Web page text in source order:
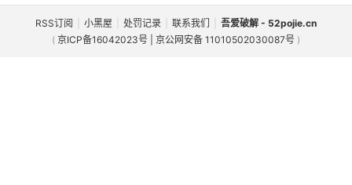
RSS订阅 小黑屋 处罚记录 联系我们
吾爱破解 - 52pojie.cn
( 京ICP备16042023号 | 京公网安备 11010502030087号 )